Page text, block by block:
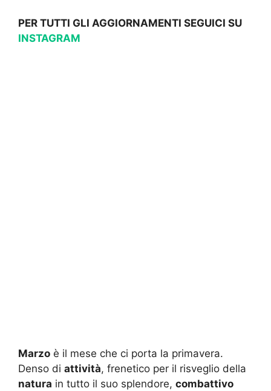
PER TUTTI GLI AGGIORNAMENTI SEGUICI SU
INSTAGRAM
Marzo è il mese che ci porta la primavera.
Denso di attività, frenetico per il risveglio della
natura in tutto il suo splendore, combattivo